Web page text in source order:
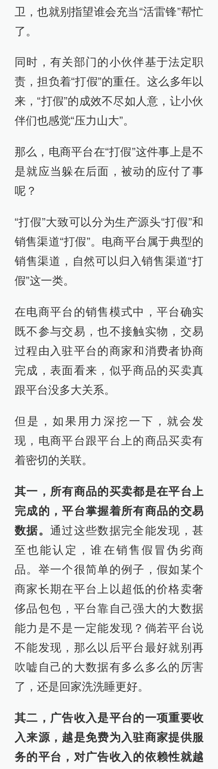
卫，也就别指望谁会充当“活雷锋”帮忙
了。
同时，有关部门的小伙伴基于法定职
责，担负着“打假”的重任。这么多年以
来，“打假”的成效不尽如人意，让小伙
伴们也感觉“压力山大”。
那么，电商平台在“打假”这件事上是不
是就应当躲在后面，被动的应付了事
呢？
“打假”大致可以分为生产源头“打假”和
销售渠道“打假”。电商平台属于典型的
销售渠道，自然可以归入销售渠道“打
假”这一类。
在电商平台的销售模式中，平台确实
既不参与交易，也不接触实物，交易
过程由入驻平台的商家和消费者协商
完成，表面看来，似乎商品的买卖真
跟平台没多大关系。
但是，如果用力深挖一下，就会发
现，电商平台跟平台上的商品买卖有
着密切的关联。
其一，所有商品的买卖都是在平台上
完成的，平台掌握着所有商品的交易
数据。 通过这些数据完全能发现，甚
至也能认定，谁在销售假冒伪劣商
品。举一个很简单的例子，假如某个
商家长期在平台上以超低的价格卖奢
侈品包包，平台靠自己强大的大数据
能力是不是一定能发现？倘若平台说
不能发现，那么以后平台最好就别再
吹嘘自己的大数据有多么多么的厉害
了，还是回家洗洗睡更好。
其二，广告收入是平台的一项重要收
入来源，越是免费为入驻商家提供服
务的平台，对广告收入的依赖性就越